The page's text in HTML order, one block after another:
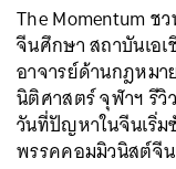
The Momentum ช
จีนศึกษา สถาบันเอ
อาจารย์ด้านกฎหมา
นิติศาสตร์ จุฬาฯ รีวิ
วันที่ปัญหาในจีนเริ่ม
พรรคคอมมิวนิสต์จี